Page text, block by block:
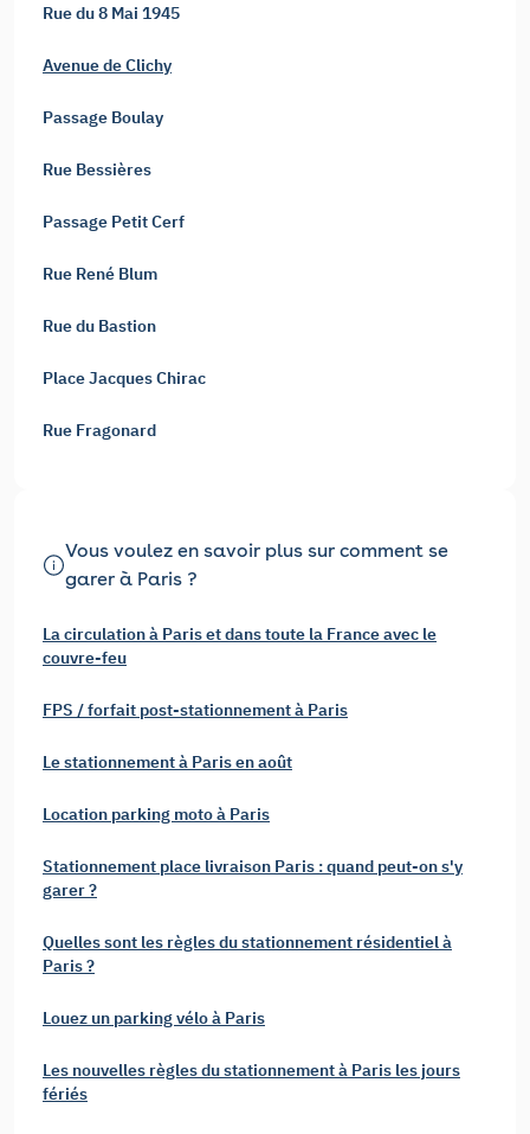
Rue du 8 Mai 1945
Avenue de Clichy
Passage Boulay
Rue Bessières
Passage Petit Cerf
Rue René Blum
Rue du Bastion
Place Jacques Chirac
Rue Fragonard
Vous voulez en savoir plus sur comment se
garer à Paris ?
La circulation à Paris et dans toute la France avec le
couvre-feu
FPS / forfait post-stationnement à Paris
Le stationnement à Paris en août
Location parking moto à Paris
Stationnement place livraison Paris : quand peut-on s'y
garer ?
Quelles sont les règles du stationnement résidentiel à
Paris ?
Louez un parking vélo à Paris
Les nouvelles règles du stationnement à Paris les jours
fériés